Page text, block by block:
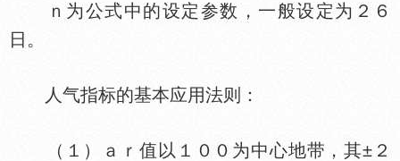
ｎ为公式中的设定参数，一般设定为２６
日。
人气指标的基本应用法则：
（１）ａｒ值以１００为中心地带，其±２